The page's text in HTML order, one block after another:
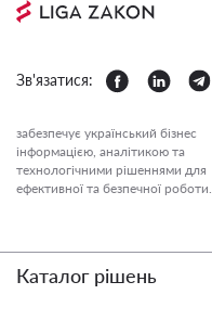
Зв'язатися:
забезпечує український бізнес
інформацією, аналітикою та
технологічними рішеннями для
ефективної та безпечної роботи.
Каталог рішень